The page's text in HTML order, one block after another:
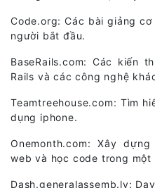
Code.org: Các bài giảng
người bắt đầu.
BaseRails.com: Các kiến
Rails và các công nghệ
Teamtreehouse.com: Tìm
dụng iphone.
Onemonth.com: Xây
web và học code trong một
Dash.generalassemb.ly: